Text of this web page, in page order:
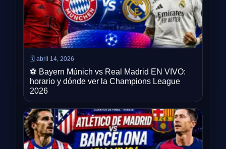
🗓️ abril 14, 2026
⚽ Bayern Múnich vs Real Madrid EN VIVO:
horario y dónde ver la Champions League
2026